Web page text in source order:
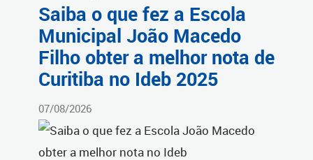
Saiba o que fez a Escola
Municipal João Macedo
Filho obter a melhor nota de
Curitiba no Ideb 2025
07/08/2026